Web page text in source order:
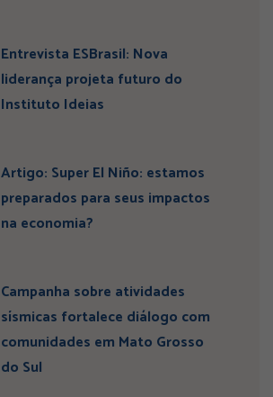
Entrevista ESBrasil: Nova
liderança projeta futuro do
Instituto Ideias
Artigo: Super El Niño: estamos
preparados para seus impactos
na economia?
Campanha sobre atividades
sísmicas fortalece diálogo com
comunidades em Mato Grosso
do Sul